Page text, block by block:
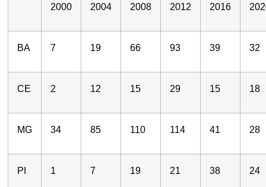
2000 2004 2008 2012 2016
BA 7 19 66 93 39 32
CE 2 12 15 29 15 18
MG 34 85 110 114 41 28
PI 1 7 19 21 38 24